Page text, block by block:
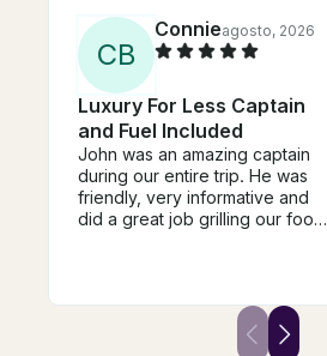
CB
Connieagosto, 2026
Luxury For Less Captain
and Fuel Included
John was an amazing captain
during our entire trip. He was
friendly, very informative and
did a great job grilling our food.
and tell our friends to use him.
He was reasonably priced and